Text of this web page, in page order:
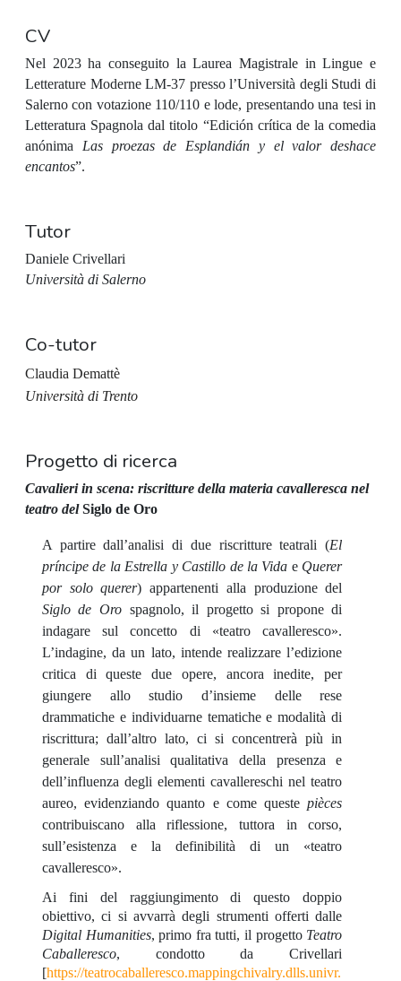
CV
Nel 2023 ha conseguito la Laurea Magistrale in Lingue e
Letterature Moderne LM-37 presso l’Università degli Studi di
Salerno con votazione 110/110 e lode, presentando una tesi in
Letteratura Spagnola dal titolo “Edición crítica de la comedia
anónima Las proezas de Esplandián y el valor deshace
encantos”.
Tutor
Daniele Crivellari
Università di Salerno
Co-tutor
Claudia Demattè
Università di Trento
Progetto di ricerca
Cavalieri in scena: riscritture della materia cavalleresca nel
teatro delSiglo de Oro
A partire dall’analisi di due riscritture teatrali (El
príncipe de la Estrella y Castillo de la Vida e Querer
por solo querer) appartenenti alla produzione del
Siglo de Oro spagnolo, il progetto si propone di
indagare sul concetto di «teatro cavalleresco».
L’indagine, da un lato, intende realizzare l’edizione
critica di queste due opere, ancora inedite, per
giungere allo studio d’insieme delle rese
drammatiche e individuarne tematiche e modalità di
riscrittura; dall’altro lato, ci si concentrerà più in
generale sull’analisi qualitativa della presenza e
dell’influenza degli elementi cavallereschi nel teatro
aureo, evidenziando quanto e come questepièces
contribuiscano alla riflessione, tuttora in corso,
sull’esistenza e la definibilità di un «teatro
cavalleresco».
Ai fini del raggiungimento di questo doppio
obiettivo, ci si avvarrà degli strumenti offerti dalle
Digital Humanities, primo fra tutti, il progetto Teatro
Caballeresco, condotto da Crivellari
[https://teatrocaballeresco.mappingchivalry.dlls.univr.